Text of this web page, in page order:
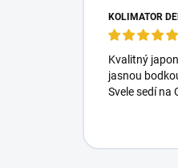
Kvalitný
jasnou
Svele sedí na